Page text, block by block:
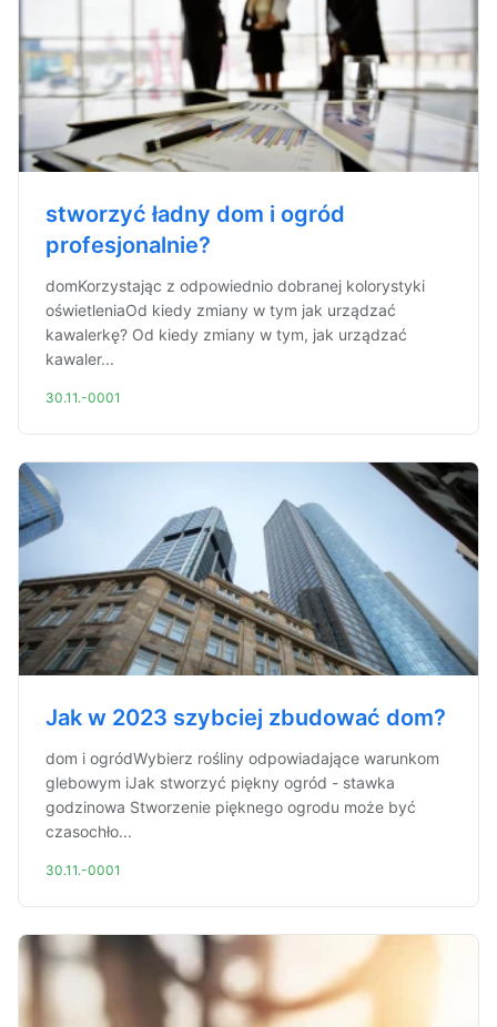
stworzyć ładny dom i ogród
profesjonalnie?
domKorzystając z odpowiednio dobranej kolorystyki
oświetleniaOd kiedy zmiany w tym jak urządzać
kawalerkę? Od kiedy zmiany w tym, jak urządzać
kawaler...
30.11.-0001
Jak w 2023 szybciej zbudować dom?
dom i ogródWybierz rośliny odpowiadające warunkom
glebowym iJak stworzyć piękny ogród - stawka
godzinowa Stworzenie pięknego ogrodu może być
czasochło...
30.11.-0001